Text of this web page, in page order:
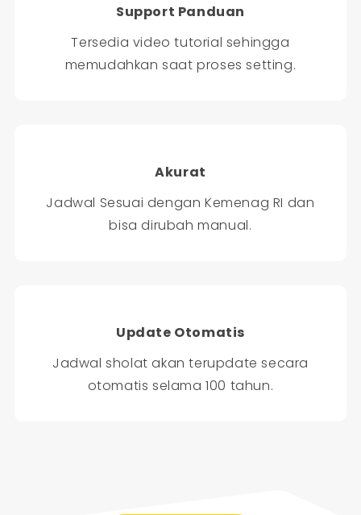
Support Panduan
Tersedia video tutorial sehingga
memudahkan saat proses setting.
Akurat
Jadwal Sesuai dengan Kemenag RI dan
bisa dirubah manual.
Update Otomatis
Jadwal sholat akan terupdate secara
otomatis selama 100 tahun.